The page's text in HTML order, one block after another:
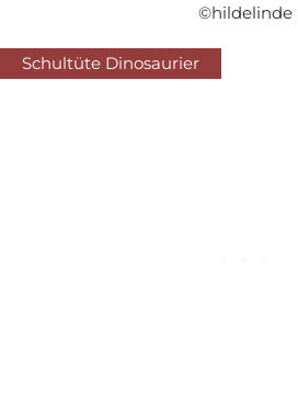
©hildelinde
Schultüte Dinosaurier